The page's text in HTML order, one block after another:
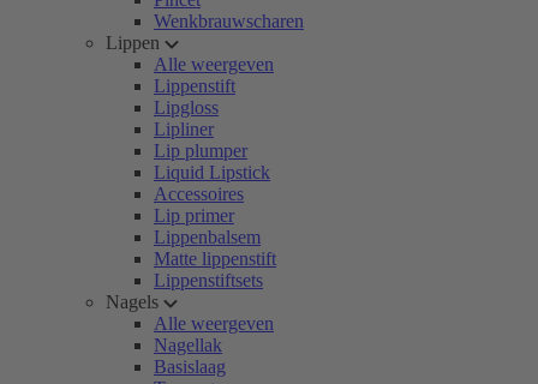
Wenkbrauwscharen
Lippen
Alle weergeven
Lippenstift
Lipgloss
Lipliner
Lip plumper
Liquid Lipstick
Accessoires
Lip primer
Lippenbalsem
Matte lippenstift
Lippenstiftsets
Nagels
Alle weergeven
Nagellak
Basislaag